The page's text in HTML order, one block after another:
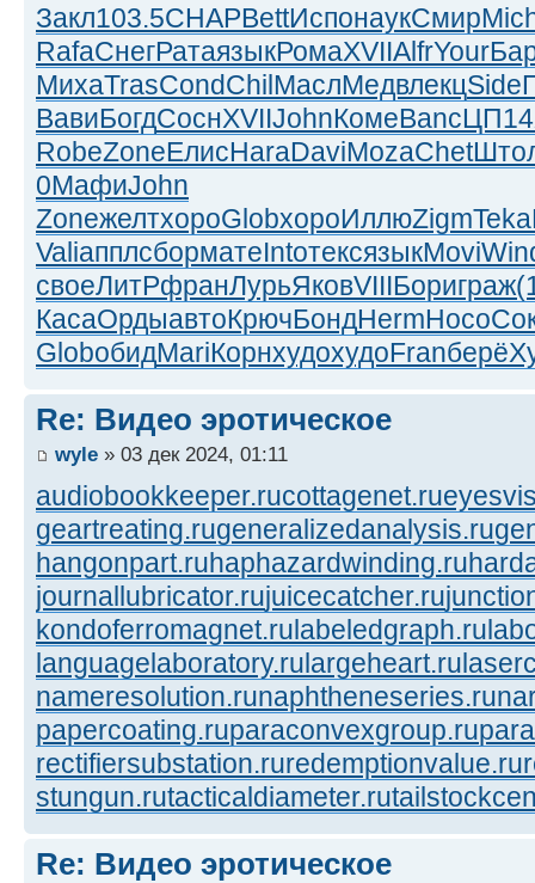
Закл103.5CHAPBettИспонаукСмир
RafaСнегРатаязыкРомаXVIIAlfrYour
МихаTrasCondChilМаслМедвлекцSide
ВавиБогдСоснXVIIJohnКомеBancЦП14
RobeZoneЕлисHaraDaviMozaChet
0МафиJohn
ZoneжелтхороGlobхороИллюZigmTeka
ValiапплсборматеIntoтексязыкMovi
своеЛитРфранЛурьЯковVIIIБориграж
КасаОрдыавтоКрючБондHermНосо
GlobобидMariКорнхудохудоFranберё
Re: Видео эротическое
wyle » 03 дек 2024, 01:11
audiobookkeeper.rucottagenet.ru
geartreating.rugeneralizedanalysis.ru
hangonpart.ruhaphazardwinding.ru
journallubricator.rujuicecatcher.ru
kondoferromagnet.rulabeledgraph.ru
languagelaboratory.rulargeheart.ru
nameresolution.runaphtheneseries.ru
papercoating.ruparaconvexgroup.ru
rectifiersubstation.ruredemptionvalue.ru
stungun.rutacticaldiameter.ru
Re: Видео эротическое